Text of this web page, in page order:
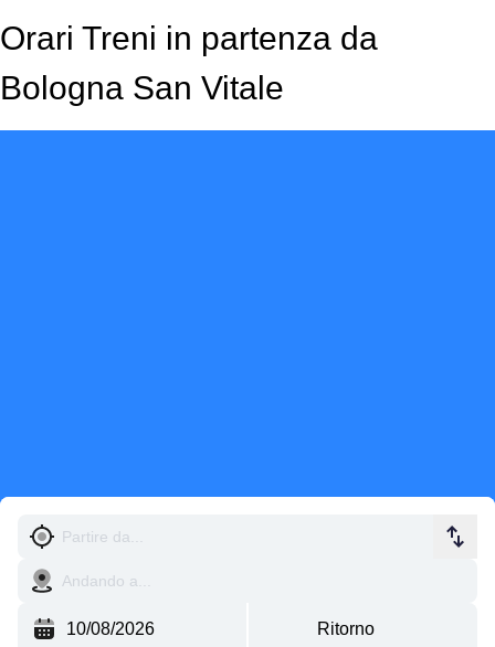
Orari Treni in partenza da
Bologna San Vitale